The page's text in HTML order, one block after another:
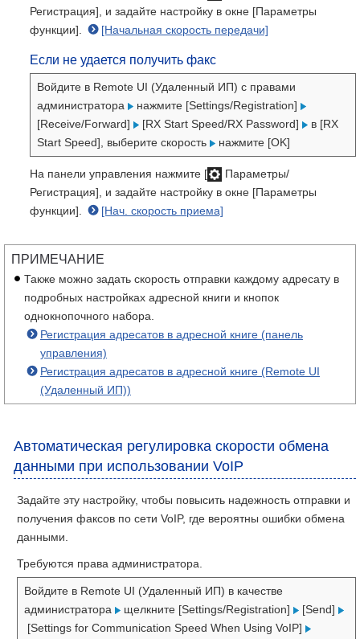
Регистрация], и задайте настройку в окне [Параметры
функции].
[Начальная скорость передачи]
Если не удается получить факс
Войдите в Remote UI (Удаленный ИП) с правами
администратора
нажмите [Settings/Registration]
[Receive/Forward]
[RX Start Speed/RX Password]
в [RX
Start Speed], выберите скорость
нажмите [OK]
На панели управления нажмите [
Параметры/
Регистрация], и задайте настройку в окне [Параметры
функции].
[Нач. скорость приема]
ПРИМЕЧАНИЕ
Также можно задать скорость отправки каждому адресату в
подробных настройках адресной книги и кнопок
однокнопочного набора.
Регистрация адресатов в адресной книге (панель
управления)
Регистрация адресатов в адресной книге (Remote UI
(Удаленный ИП))
Автоматическая регулировка скорости обмена
данными при использовании VoIP
Задайте эту настройку, чтобы повысить надежность отправки и
получения факсов по сети VoIP, где вероятны ошибки обмена
данными.
Требуются права администратора.
Войдите в Remote UI (Удаленный ИП) в качестве
администратора
щелкните [Settings/Registration]
[Send]
[Settings for Communication Speed When Using VoIP]